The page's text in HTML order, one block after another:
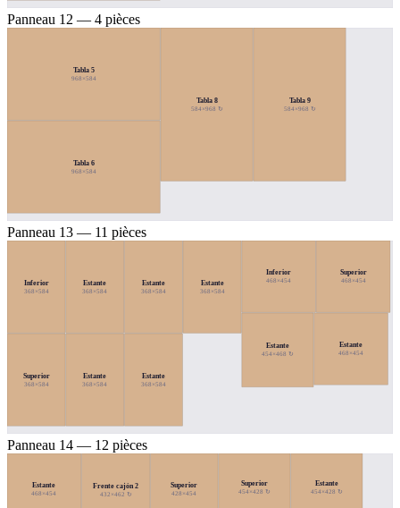
Panneau 12 — 4 pièces
Tabla 5
968×584
Tabla 6
968×584
Tabla 8
584×968 ↻
Tabla 9
584×968 ↻
Panneau 13 — 11 pièces
Inferior
368×584
Superior
368×584
Estante
368×584
Estante
368×584
Estante
368×584
Estante
368×584
Estante
368×584
Inferior
468×454
Superior
468×454
Estante
454×468 ↻
Estante
468×454
Panneau 14 — 12 pièces
Estante
468×454
Frente cajón 2
432×462 ↻
Superior
428×454
Superior
454×428 ↻
Estante
454×428 ↻